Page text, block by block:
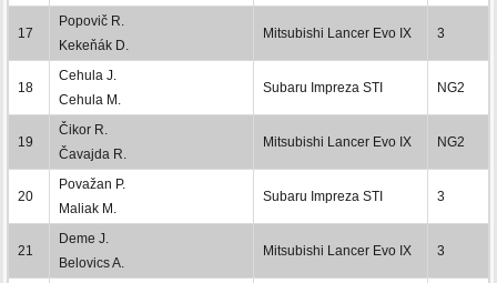
17
Popovič R.
Kekeňák D.
Mitsubishi Lancer Evo IX 3
18
Cehula J.
Cehula M.
Subaru Impreza STI NG2
19
Čikor R.
Čavajda R.
Mitsubishi Lancer Evo IX NG2
20
Považan P.
Maliak M.
Subaru Impreza STI 3
21
Deme J.
Belovics A.
Mitsubishi Lancer Evo IX 3